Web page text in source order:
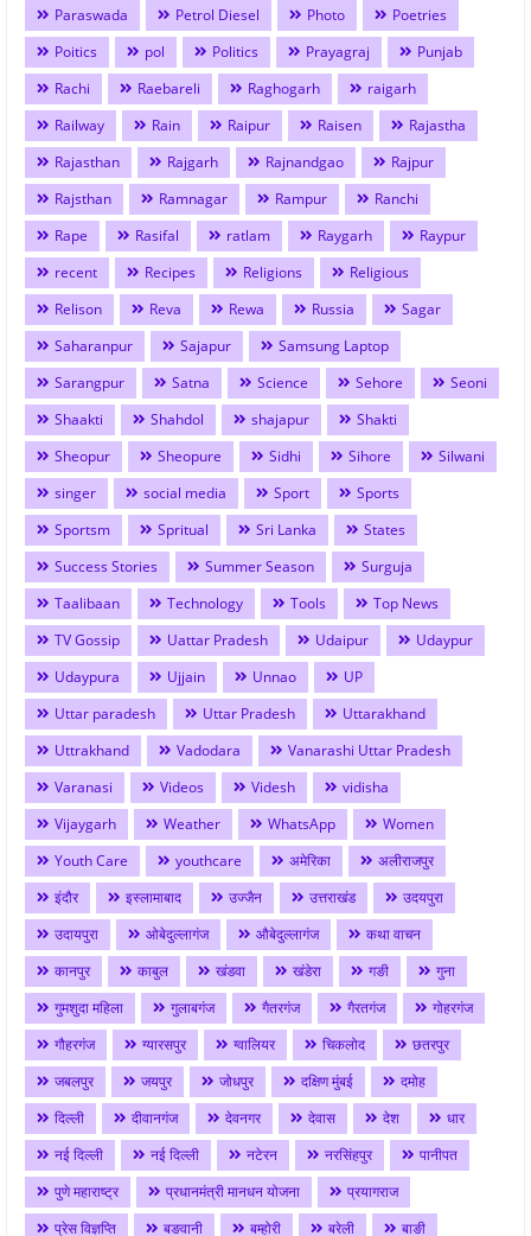
Paraswada
Petrol Diesel Photo
Poetries
Poitics
pol Politics Prayagraj
Punjab
Rachi
Raebareli Raghogarh
raigarh
Railway
Rain Raipur Raisen
Rajastha
Rajasthan
Rajgarh Rajnandgao
Rajpur
Rajsthan
Ramnagar Rampur
Ranchi
Rape
Rasifal ratlam Raygarh
Raypur
recent
Recipes Religions
Religious
Relison
Reva Rewa Russia
Sagar
Saharanpur
Sajapur
Samsung Laptop
Sarangpur
Satna Science Sehore
Seoni
Shaakti
Shahdol shajapur
Shakti
Sheopur
Sheopure Sidhi Sihore
Silwani
singer
social media Sport
Sports
Sportsm
Spritual Sri Lanka
States
Success Stories
Summer Season
Surguja
Taalibaan
Technology Tools
Top News
TV Gossip
Uattar Pradesh Udaipur
Udaypur
Udaypura
Ujjain Unnao
UP
Uttar paradesh
Uttar Pradesh
Uttarakhand
Uttrakhand
Vadodara
Vanarashi Uttar Pradesh
Varanasi
Videos Videsh
vidisha
Vijaygarh
Weather WhatsApp
Women
Youth Care
youthcare अमेरिका
अलीराजपुर
इंदौर
इस्लामाबाद उज्जैन उत्तराखंड
उदयपुरा
उदायपुरा
ओबेदुल्लागंज औबेदुल्लागंज
कथा वाचन
कानपुर
काबुल खंडवा खंडेरा गङी
गुना
गुमशुदा महिला
गुलाबगंज गैतरगंज गैरतगंज
गोहरगंज
गौहरगंज
ग्यारसपुर ग्वालियर चिकलोद
छतरपुर
जबलपुर
जयपुर जोधपुर दक्षिण मुंबई
दमोह
दिल्ली
दीवानगंज देवनगर देवास देश
धार
नई दिल्ली
नई दिल्ली नटेरन नरसिंहपुर
पानीपत
पुणे महाराष्ट्र
प्रधानमंत्री मानधन योजना
प्रयागराज
प्रेस विज्ञप्ति
बङवानी बम्होरी बरेली
बाङी